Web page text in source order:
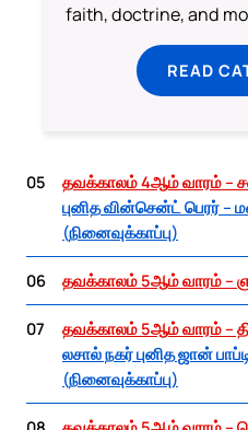
faith, doctrine, and
READ
05
தவக்காலம் 4ஆம் வாரம் –
புனித வின்சென்ட் பெரர் –
(நினைவுக்காப்பு)
06 தவக்காலம் 5ஆம் வாரம் –
07
தவக்காலம் 5ஆம் வாரம் –
லசால் நகர் புனித ஜான்
(நினைவுக்காப்பு)